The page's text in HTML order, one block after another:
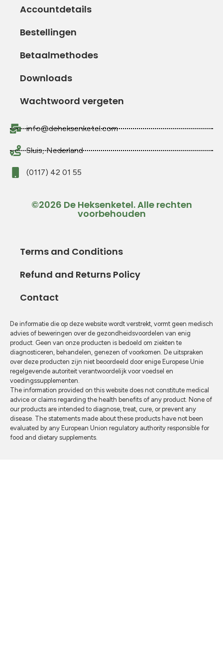
Accountdetails
Bestellingen
Betaalmethodes
Downloads
Wachtwoord vergeten
info@deheksenketel.com
Sluis, Nederland
(0117) 42 01 55
©2026 De Heksenketel. Alle rechten
voorbehouden
Terms and Conditions
Refund and Returns Policy
Contact
De informatie die op deze website wordt verstrekt, vormt geen medisch
advies of beweringen over de gezondheidsvoordelen van enig
product. Geen van onze producten is bedoeld om ziekten te
diagnosticeren, behandelen, genezen of voorkomen. De uitspraken
over deze producten zijn niet beoordeeld door enige Europese Unie
regelgevende autoriteit verantwoordelijk voor voedsel en
voedingssupplementen.
The information provided on this website does not constitute medical
advice or claims regarding the health benefits of any product. None of
our products are intended to diagnose, treat, cure, or prevent any
disease. The statements made about these products have not been
evaluated by any European Union regulatory authority responsible for
food and dietary supplements.